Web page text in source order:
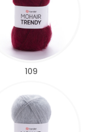
109